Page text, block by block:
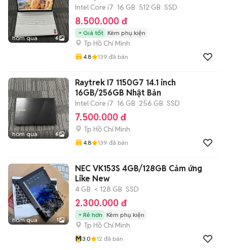
hôm qua 6
Intel Core i7 16 GB 512 GB SSD
8.500.000 đ
Giá tốt Kèm phụ kiện
Tp Hồ Chí Minh
4.8 139 đã bán
hôm qua 6
Raytrek I7 1150G7 14.1 inch
16GB/256GB Nhật Bản
Intel Core i7 16 GB 256 GB SSD
7.500.000 đ
Tp Hồ Chí Minh
4.8 139 đã bán
hôm qua 1
NEC VK153S 4GB/128GB Cảm ứng
Like New
4 GB < 128 GB SSD
2.300.000 đ
Rẻ hơn Kèm phụ kiện
Tp Hồ Chí Minh
M3.0 12 đã bán